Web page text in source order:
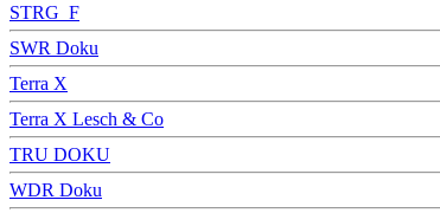
STRG_F
SWR Doku
Terra X
Terra X Lesch & Co
TRU DOKU
WDR Doku